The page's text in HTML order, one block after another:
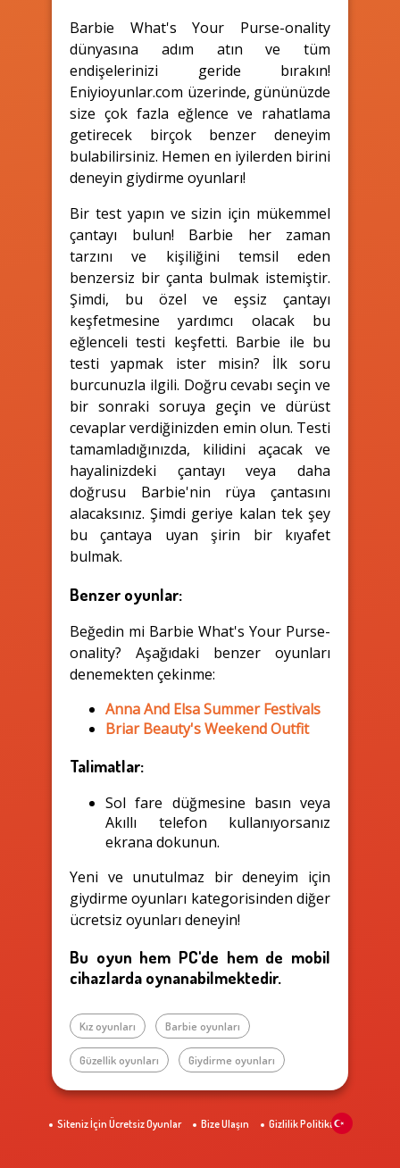
Barbie What's Your Purse-onality
dünyasına adım atın ve tüm
endişelerinizi geride bırakın!
Eniyioyunlar.com üzerinde, gününüzde
size çok fazla eğlence ve rahatlama
getirecek birçok benzer deneyim
bulabilirsiniz. Hemen en iyilerden birini
deneyin giydirme oyunları!
Bir test yapın ve sizin için mükemmel
çantayı bulun! Barbie her zaman
tarzını ve kişiliğini temsil eden
benzersiz bir çanta bulmak istemiştir.
Şimdi, bu özel ve eşsiz çantayı
keşfetmesine yardımcı olacak bu
eğlenceli testi keşfetti. Barbie ile bu
testi yapmak ister misin? İlk soru
burcunuzla ilgili. Doğru cevabı seçin ve
bir sonraki soruya geçin ve dürüst
cevaplar verdiğinizden emin olun. Testi
tamamladığınızda, kilidini açacak ve
hayalinizdeki çantayı veya daha
doğrusu Barbie'nin rüya çantasını
alacaksınız. Şimdi geriye kalan tek şey
bu çantaya uyan şirin bir kıyafet
bulmak.
Benzer oyunlar:
Beğedin mi Barbie What's Your Purse-
onality? Aşağıdaki benzer oyunları
denemekten çekinme:
Anna And Elsa Summer Festivals
Briar Beauty's Weekend Outfit
Talimatlar:
Sol fare düğmesine basın veya
Akıllı telefon kullanıyorsanız
ekrana dokunun.
Yeni ve unutulmaz bir deneyim için
giydirme oyunları kategorisinden diğer
ücretsiz oyunları deneyin!
Bu oyun hem PC'de hem de mobil
cihazlarda oynanabilmektedir.
Kız oyunları Barbie oyunları
Güzellik oyunları Giydirme oyunları
Siteniz İçin Ücretsiz Oyunlar Bize Ulaşın Gizlilik Politikası